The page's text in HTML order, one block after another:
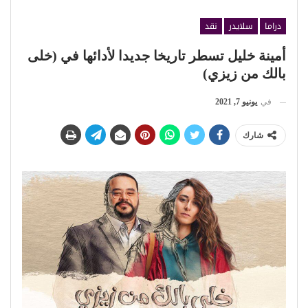
دراما سلايدر
نقد
أمينة خليل تسطر تاريخا جديدا لأدائها في (خلى
بالك من زيزي)
في يونيو 7, 2021
شارك